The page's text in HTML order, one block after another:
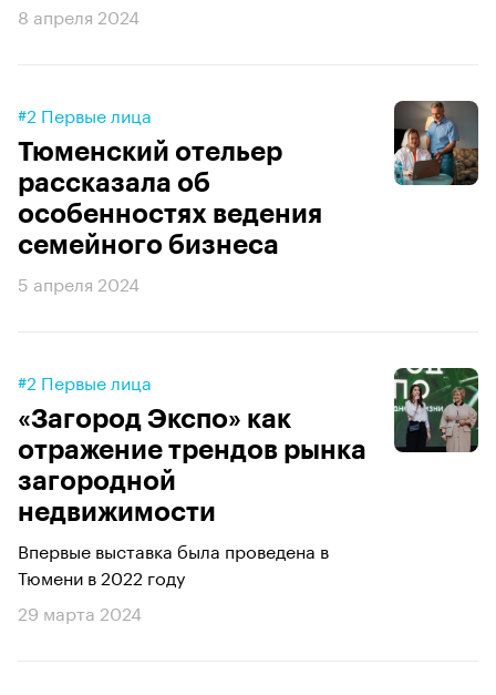
8 апреля 2024
#2 Первые лица
Тюменский отельер
рассказала об
особенностях ведения
семейного бизнеса
5 апреля 2024
#2 Первые лица
«Загород Экспо» как
отражение трендов рынка
загородной
недвижимости
Впервые выставка была проведена в
Тюмени в 2022 году
29 марта 2024